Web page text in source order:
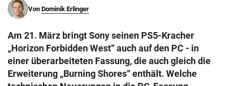
Von Dominik Erlinger
Am 21. März bringt Sony seinen PS5-Kracher
„Horizon Forbidden West“ auch auf den PC - in
einer überarbeiteten Fassung, die auch gleich die
Erweiterung „Burning Shores“ enthält. Welche